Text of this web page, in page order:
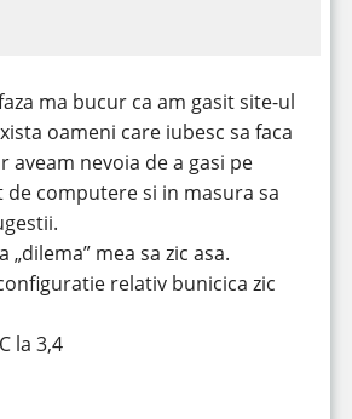
ma bucur ca am gasit site-ul
oameni care iubesc sa faca
aveam nevoia de a gasi pe
de computere si in masura sa
„dilema” mea sa zic asa.
relativ bunicica zic
la 3,4